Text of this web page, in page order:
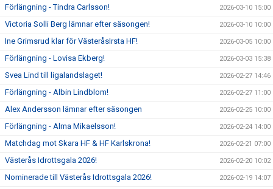
Förlängning - Tindra Carlsson! 2026-03-10 15:00
Victoria Solli Berg lämnar efter säsongen! 2026-03-10 10:00
Ine Grimsrud klar för VästeråsIrsta HF! 2026-03-05 10:00
Förlängning - Lovisa Ekberg! 2026-03-03 15:38
Svea Lind till ligalandslaget! 2026-02-27 14:46
Förlängning - Albin Lindblom! 2026-02-27 11:00
Alex Andersson lämnar efter säsongen 2026-02-25 10:00
Förlängning - Alma Mikaelsson! 2026-02-24 14:00
Matchdag mot Skara HF & HF Karlskrona! 2026-02-21 07:00
Västerås Idrottsgala 2026! 2026-02-20 10:02
Nominerade till Västerås Idrottsgala 2026! 2026-02-19 14:07